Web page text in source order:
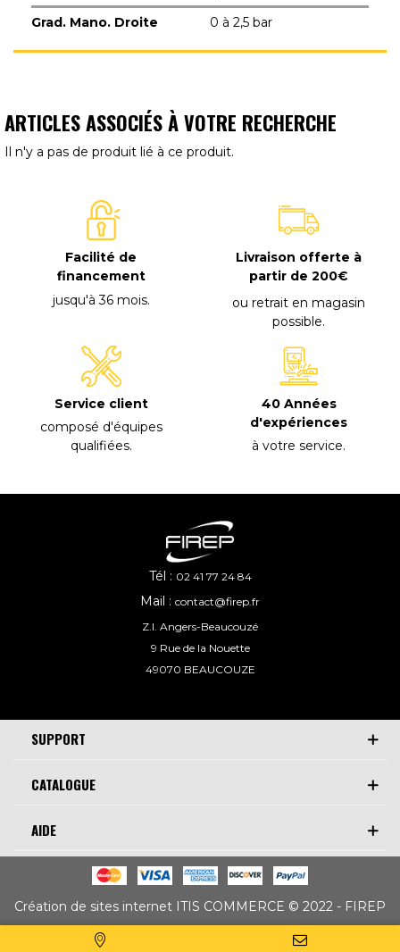
Grad. Mano. Droite
0 à 2,5 bar
ARTICLES ASSOCIÉS À VOTRE RECHERCHE
Il n'y a pas de produit lié à ce produit.
Facilité de
financement
jusqu'à 36 mois.
Livraison offerte à
partir de 200€
ou retrait en magasin
possible.
Service client
composé d'équipes
qualifiées.
40 Années
d'expériences
à votre service.
AIDE
CATALOGUE
SUPPORT
Tél : 02 41 77 24 84
Mail : contact@firep.fr
Z.I. Angers-Beaucouzé
9 Rue de la Nouette
49070 BEAUCOUZE
Création de sites internet ITIS COMMERCE © 2022 - FIREP